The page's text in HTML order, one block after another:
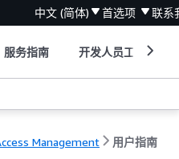
中文 (简体) 首选项 联系
服务指南 开发人员工具
Management 用户指南